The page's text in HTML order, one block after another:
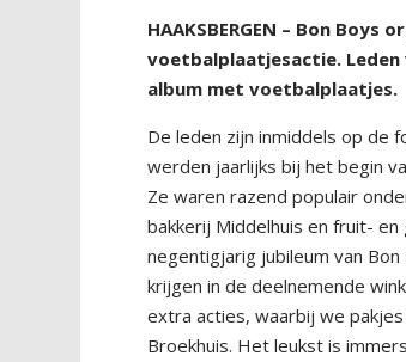
HAAKSBERGEN – Bon
voetbalplaatjesactie. Leden
album met voetbalplaatjes.
De leden zijn inmiddels op de
werden jaarlijks bij het begin
Ze waren razend populair
bakkerij Middelhuis en fruit-
negentigjarig jubileum van
krijgen in de deelnemende
extra acties, waarbij we
Broekhuis. Het leukst is